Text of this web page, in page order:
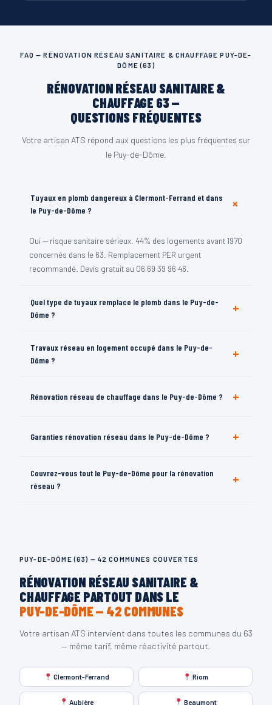
FAQ — RÉNOVATION RÉSEAU SANITAIRE & CHAUFFAGE PUY-DE-
DÔME (63)
RÉNOVATION RÉSEAU SANITAIRE &
CHAUFFAGE 63 —
QUESTIONS FRÉQUENTES
Votre artisan ATS répond aux questions les plus fréquentes sur
le Puy-de-Dôme.
Tuyaux en plomb dangereux à Clermont-Ferrand et dans
le Puy-de-Dôme ?
+
Oui — risque sanitaire sérieux. 44% des logements avant 1970
concernés dans le 63. Remplacement PER urgent
recommandé. Devis gratuit au 06 69 39 96 46.
Quel type de tuyaux remplace le plomb dans le Puy-de-
Dôme ?
+
PER — polyéthylène réticulé, 50 ans durée de vie, anti-
calcaire, normes DTU 60. Solution de référence dans le 63.
Travaux réseau en logement occupé dans le Puy-de-
Dôme ?
+
minimale. Votre artisan ATS optimise les délais dans le 63.
Rénovation réseau de chauffage dans le Puy-de-Dôme ? +
extension réseau, ajout radiateurs dans tout le 63. Devis
Garanties rénovation réseau dans le Puy-de-Dôme ? +
Garantie décennale sur tous les travaux, normes DTU 60,
tests pression inclus dans le 63.
Couvrez-vous tout le Puy-de-Dôme pour la rénovation
réseau ?
+
PUY-DE-DÔME (63) — 42 COMMUNES COUVERTES
RÉNOVATION RÉSEAU SANITAIRE &
CHAUFFAGE PARTOUT DANS LE
PUY-DE-DÔME — 42 COMMUNES
Votre artisan ATS intervient dans toutes les communes du 63
— même tarif, même réactivité partout.
Clermont-Ferrand Riom
Aubière Beaumont